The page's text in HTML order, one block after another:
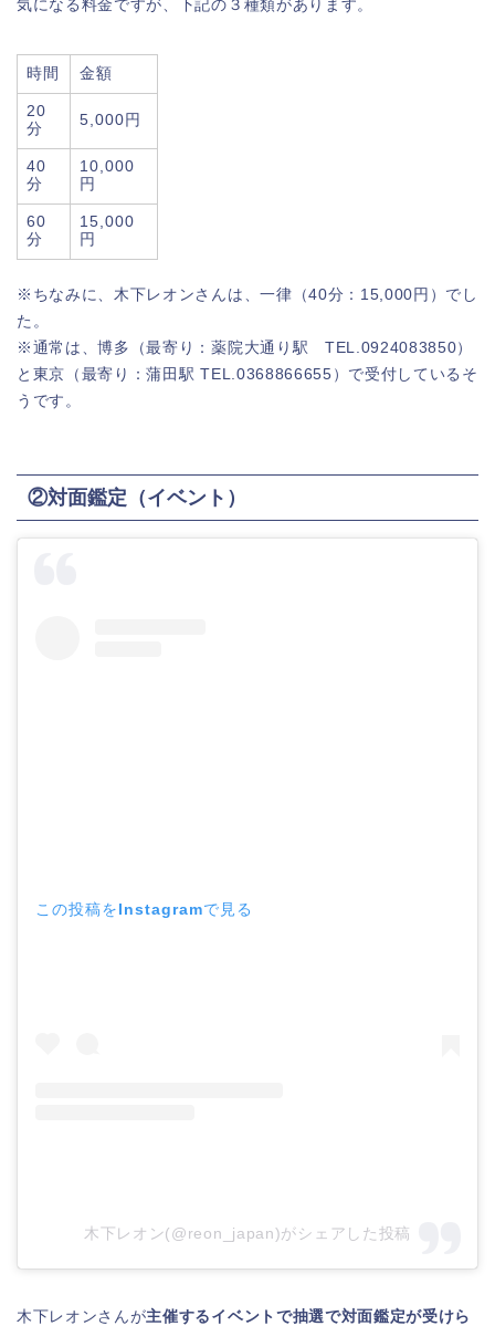
気になる料金ですが、下記の３種類があります。
時間 金額
20
分
5,000円
40
分
10,000
円
60
分
15,000
円
※ちなみに、木下レオンさんは、一律（40分：15,000円）でし
た。
※通常は、博多（最寄り：薬院大通り駅 TEL.0924083850）
と東京（最寄り：蒲田駅 TEL.0368866655）で受付しているそ
うです。
②対面鑑定（イベント）
この投稿をInstagramで見る
木下レオン(@reon_japan)がシェアした投稿
木下レオンさんが主催するイベントで抽選で対面鑑定が受けら